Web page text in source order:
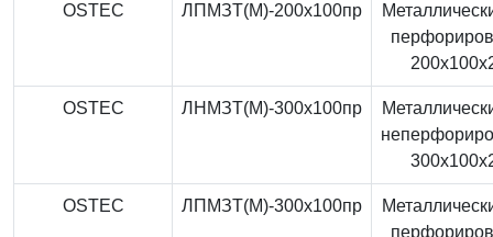
OSTEC ЛПМЗТ(М)-200x100пр
OSTEC ЛНМЗТ(М)-300x100пр
OSTEC ЛПМЗТ(М)-300x100пр